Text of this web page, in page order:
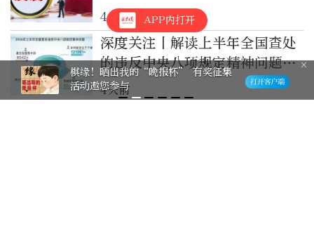
4天前
深度关注丨解读上半年全国查处
的违反中央八项规定精神问题数
据
4天前
APP内打开
棋缘！晒出我的“晚报杯” 有奖征集
活动邀您参与